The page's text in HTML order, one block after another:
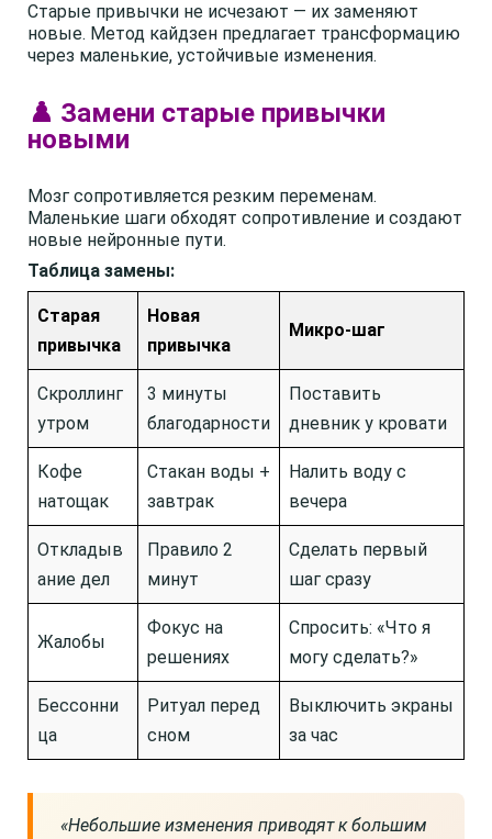
Старые привычки не исчезают — их заменяют
новые. Метод кайдзен предлагает трансформацию
через маленькие, устойчивые изменения.
♟️ Замени старые привычки
новыми
Мозг сопротивляется резким переменам.
Маленькие шаги обходят сопротивление и создают
новые нейронные пути.
Таблица замены:
Старая
привычка
Новая
привычка
Микро-шаг
Скроллинг
утром
3 минуты
благодарности
Поставить
дневник у кровати
Кофе
натощак
Стакан воды +
завтрак
Налить воду с
вечера
Откладыв
ание дел
Правило 2
минут
Сделать первый
шаг сразу
Жалобы
Фокус на
решениях
Спросить: «Что я
могу сделать?»
Бессонни
ца
Ритуал перед
сном
Выключить экраны
за час
«Небольшие изменения приводят к большим